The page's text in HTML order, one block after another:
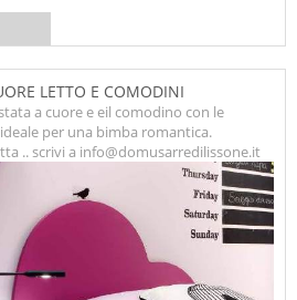
LETTO E COMODINI
a cuore e eil comodino con le
per una bimba romantica.
.. scrivi a info@domusarredilissone.it